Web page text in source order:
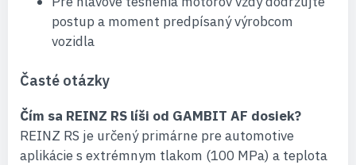
postup a moment predpísaný výrobcom
vozidla
Časté otázky
Čím sa REINZ RS líši od GAMBIT AF dosiek?
REINZ RS je určený primárne pre automotive
aplikácie s extrémnym tlakom (100 MPa) a teplota